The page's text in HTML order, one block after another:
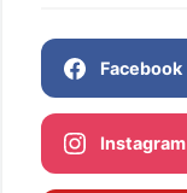
Facebook
Instagram